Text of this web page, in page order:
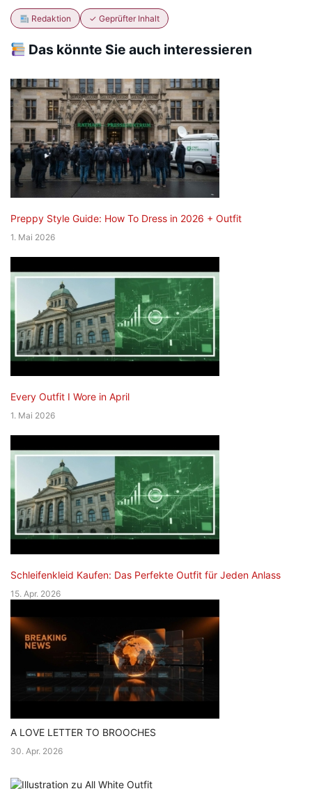
Redaktion ✓ Geprüfter Inhalt
Das könnte Sie auch interessieren
Preppy Style Guide: How To Dress in 2026 + Outfit
1. Mai 2026
Every Outfit I Wore in April
1. Mai 2026
Schleifenkleid Kaufen: Das Perfekte Outfit für Jeden Anlass
15. Apr. 2026
A LOVE LETTER TO BROOCHES
30. Apr. 2026